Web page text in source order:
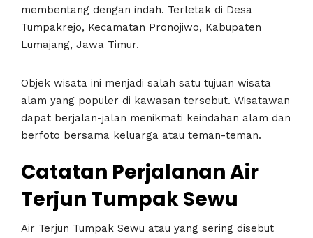
membentang dengan indah. Terletak di Desa
Tumpakrejo, Kecamatan Pronojiwo, Kabupaten
Lumajang, Jawa Timur.
Objek wisata ini menjadi salah satu tujuan wisata
alam yang populer di kawasan tersebut. Wisatawan
dapat berjalan-jalan menikmati keindahan alam dan
berfoto bersama keluarga atau teman-teman.
Catatan Perjalanan Air
Terjun Tumpak Sewu
Air Terjun Tumpak Sewu atau yang sering disebut